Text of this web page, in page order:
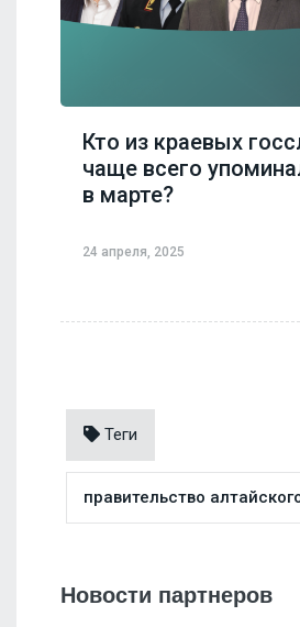
Кто из краевых
чаще всего
в марте?
24 апреля, 2025
Теги
правительство
Новости партнеров